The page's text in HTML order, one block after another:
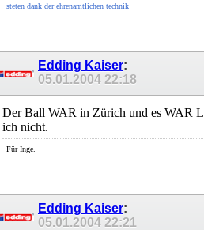
steten dank der ehrenamtlichen technik
Edding Kaiser:
05.01.2004 22:18
Der Ball WAR in Zürich und es WAR
ich nicht.
Für Inge.
Edding Kaiser:
05.01.2004 22:21